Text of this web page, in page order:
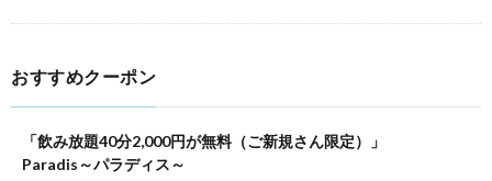
おすすめクーポン
「飲み放題40分2,000円が無料（ご新規さん限定）」
Paradis～パラディス～